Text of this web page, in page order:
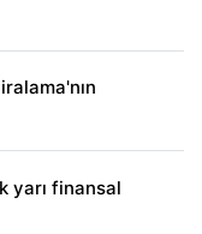
yarı finansal